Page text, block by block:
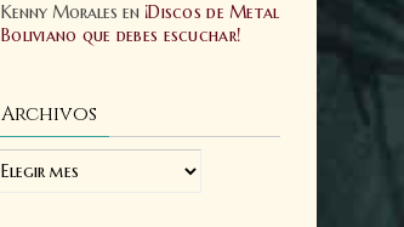
Kenny Morales en ¡Discos de Metal
Boliviano que debes escuchar!
Archivos